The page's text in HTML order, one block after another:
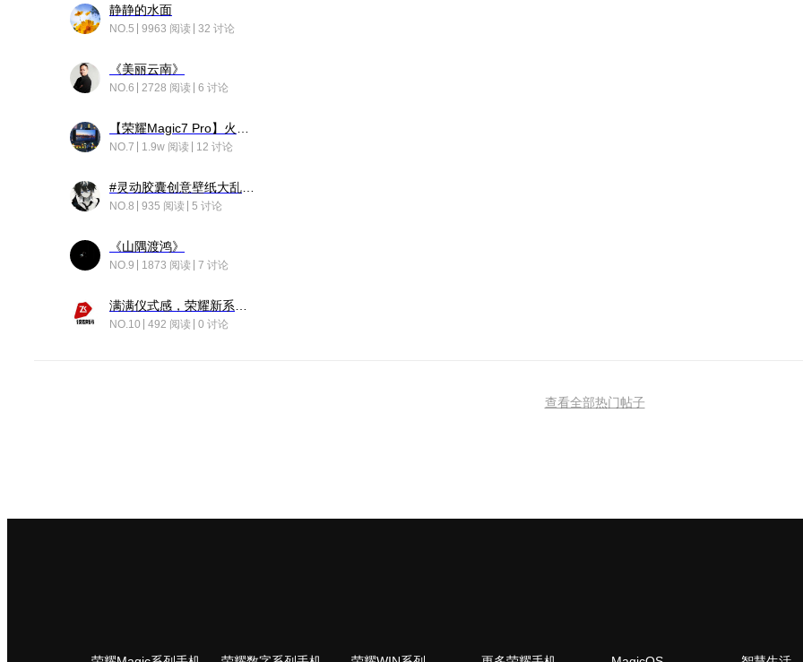
静静的水面
NO.5 9963 阅读 32 讨论
《美丽云南》
NO.6 2728 阅读 6 讨论
NO.7 1.9w 阅读 12 讨论
NO.8 935 阅读 5 讨论
《山隅渡鸿》
NO.9 1873 阅读 7 讨论
NO.10 492 阅读 0 讨论
查看全部热门帖子